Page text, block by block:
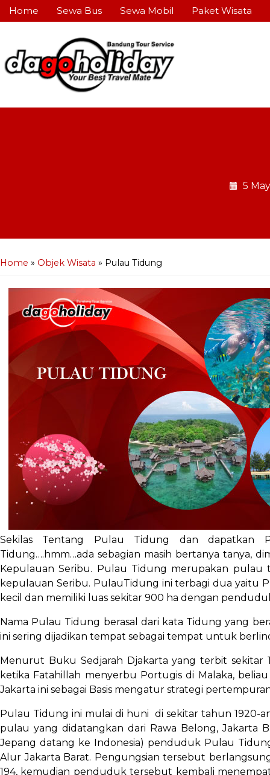
Home Sewa Bus Sewa Mobil Paket Wisata
5
Home » Objek Wisata » Pulau Tidung
Sekilas Tentang Pulau Tidung dan dapatkan
Tidung….hmm…ada sebagian masih bertanya tanya,
Kepulauan Seribu. Pulau Tidung merupakan pulau
kepulauan Seribu. PulauTidung ini terbagi dua yaitu
kecil dan memiliki luas sekitar 900 ha dengan
Nama Pulau Tidung berasal dari kata Tidung yang
ini sering dijadikan tempat sebagai tempat untuk
Menurut Buku Sedjarah Djakarta yang terbit sekitar
ketika Fatahillah menyerbu Portugis di Malaka,
Jakarta ini sebagai Basis mengatur strategi
Pulau Tidung ini mulai di huni di sekitar tahun 1920-
pulau yang didatangkan dari Rawa Belong, Jakarta
Jepang datang ke Indonesia) penduduk Pulau
Alur Jakarta Barat. Pengungsian tersebut
194, kemudian penduduk tersebut kembali